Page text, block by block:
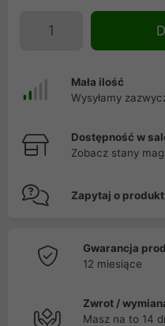
Mała ilość
Wysyłamy
Dostępność w
Zobacz stany
Zapytaj o produkt
Gwarancja
12 miesiące
Zwrot /
Masz na to 14